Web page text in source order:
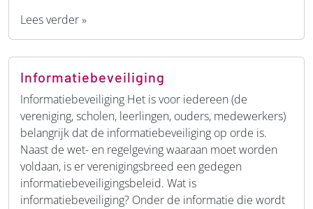
Lees verder »
Informatiebeveiliging
Informatiebeveiliging Het is voor iedereen (de
vereniging, scholen, leerlingen, ouders, medewerkers)
belangrijk dat de informatiebeveiliging op orde is.
Naast de wet- en regelgeving waaraan moet worden
voldaan, is er verenigingsbreed een gedegen
informatiebeveiligingsbeleid. Wat is
informatiebeveiliging? Onder de informatie die wordt